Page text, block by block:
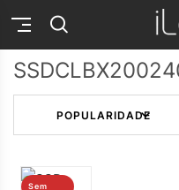
Sem